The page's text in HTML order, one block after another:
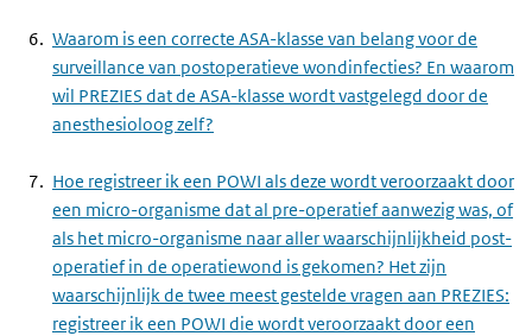
Waarom is een correcte ASA-klasse van belang voor de
surveillance van postoperatieve wondinfecties? En waarom
wil PREZIES dat de ASA-klasse wordt vastgelegd door de
anesthesioloog zelf?
Hoe registreer ik een POWI als deze wordt veroorzaakt door
een micro-organisme dat al pre-operatief aanwezig was, of
als het micro-organisme naar aller waarschijnlijkheid post-
operatief in de operatiewond is gekomen? Het zijn
waarschijnlijk de twee meest gestelde vragen aan PREZIES:
registreer ik een POWI die wordt veroorzaakt door een